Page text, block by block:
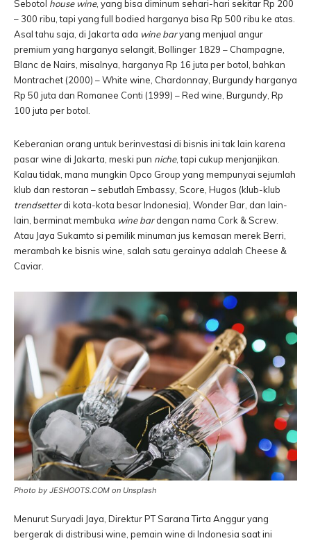
Sebotol house wine, yang bisa diminum sehari-hari sekitar Rp 200
– 300 ribu, tapi yang full bodied harganya bisa Rp 500 ribu ke atas.
Asal tahu saja, di Jakarta ada wine baryang menjual angur
premium yang harganya selangit, Bollinger 1829 – Champagne,
Blanc de Nairs, misalnya, harganya Rp 16 juta per botol, bahkan
Montrachet (2000) – White wine, Chardonnay, Burgundy harganya
Rp 50 juta dan Romanee Conti (1999) – Red wine, Burgundy, Rp
100 juta per botol.
Keberanian orang untuk berinvestasi di bisnis ini tak lain karena
pasar wine di Jakarta, meski pun niche, tapi cukup menjanjikan.
Kalau tidak, mana mungkin Opco Group yang mempunyai sejumlah
klub dan restoran – sebutlah Embassy, Score, Hugos (klub-klub
trendsetterdi kota-kota besar Indonesia), Wonder Bar, dan lain-
lain, berminat membuka wine bardengan nama Cork & Screw.
Atau Jaya Sukamto si pemilik minuman jus kemasan merek Berri,
merambah ke bisnis wine, salah satu gerainya adalah Cheese &
Caviar.
Photo by JESHOOTS.COM on Unsplash
Menurut Suryadi Jaya, Direktur PT Sarana Tirta Anggur yang
bergerak di distribusi wine, pemain wine di Indonesia saat ini